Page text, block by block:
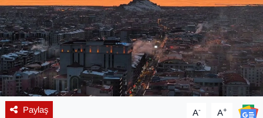
Paylaş A- A+
EĞİTİM
EKONOMİ
Eleman
Emlak